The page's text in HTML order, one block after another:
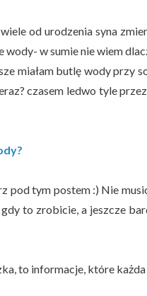
od urodzenia syna
w sumie nie wiem
miałam butlę wody przy
czasem ledwo tyle
pod tym postem :) Nie
to zrobicie, a jeszcze
to informacje, które